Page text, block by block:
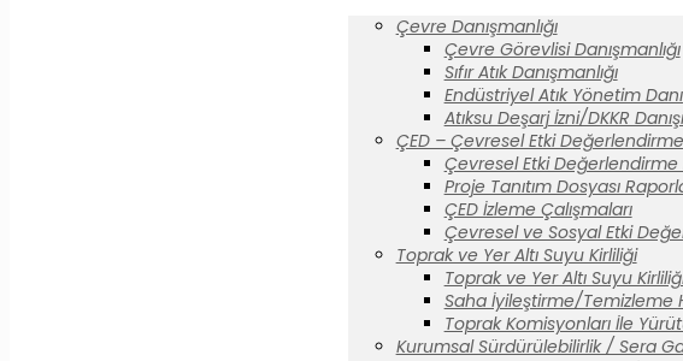
Çevre Danışmanlığı
Çevre Görevlisi Danışmanlığı
Sıfır Atık Danışmanlığı
Endüstriyel Atık Yönetim
Atıksu Deşarj İzni/DKKR
ÇED – Çevresel Etki Değerlendirme
Çevresel Etki Değerlendirme
Proje Tanıtım Dosyası
ÇED İzleme Çalışmaları
Çevresel ve Sosyal Etki
Toprak ve Yer Altı Suyu Kirliliği
Toprak ve Yer Altı Suyu
Saha İyileştirme/Temizleme
Toprak Komisyonları İle
Kurumsal Sürdürülebilirlik / Sera